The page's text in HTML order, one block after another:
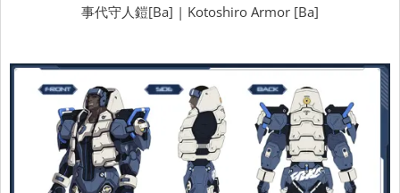
事代守人鎧[Ba] | Kotoshiro Armor [Ba]